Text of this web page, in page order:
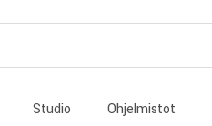
Studio Ohjelmistot